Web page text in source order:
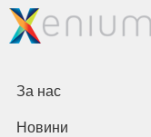
За нас
Новини